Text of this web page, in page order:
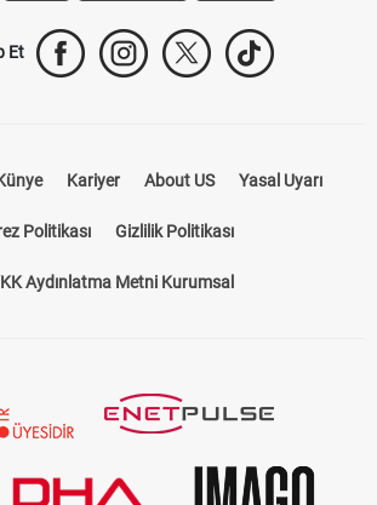
Et
Kariyer About US Yasal Uyarı
Politikası Gizlilik Politikası
Aydınlatma Metni Kurumsal